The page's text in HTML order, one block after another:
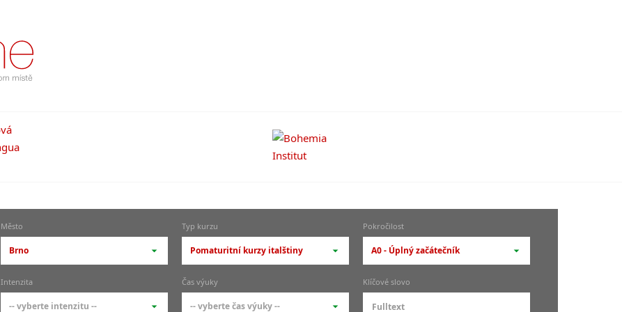
Město
Brno
-- vyberte město --
pražské městské části
Typ kurzu
Pomaturitní kurzy italštiny
-- vyberte typ --
základní členění kurzů
Pokročilost
A0 - Úplný začátečník
-- vyberte pokročilost --
Intenzita
-- vyberte intenzitu --
Čas výuky
-- vyberte čas výuky --
Klíčové slovo